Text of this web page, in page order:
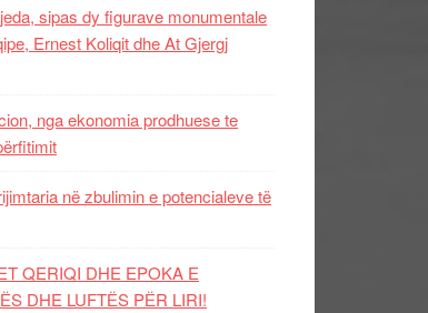
sipas dy figurave monumentale
Ernest Koliqit dhe At Gjergj
nga ekonomia prodhuese te
në zbulimin e potencialeve të
QERIQI DHE EPOKA E
DHE LUFTЁS PЁR LIRI!